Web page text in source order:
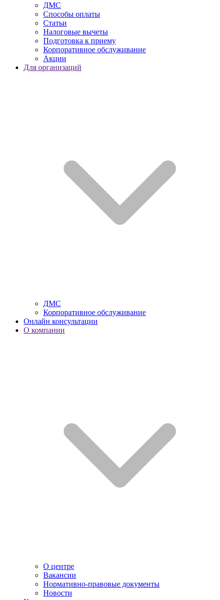
ДМС
Способы оплаты
Статьи
Налоговые вычеты
Подготовка к приему
Корпоративное обслуживание
Акции
Для организаций
ДМС
Корпоративное обслуживание
Онлайн консультации
О компании
О центре
Вакансии
Нормативно-правовые документы
Новости